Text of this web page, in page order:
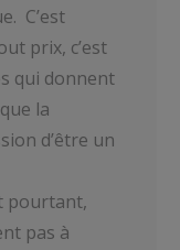
C’est
prix, c’est
qui donnent
la
d’être un
pourtant,
pas à